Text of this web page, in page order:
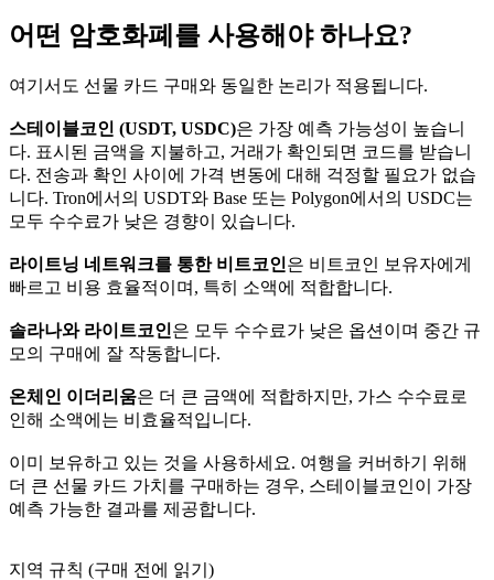
어떤 암호화폐를 사용해야 하나요?
여기서도 선물 카드 구매와 동일한 논리가 적용됩니다.
스테이블코인 (USDT, USDC)은 가장 예측 가능성이 높습니
다. 표시된 금액을 지불하고, 거래가 확인되면 코드를 받습니
다. 전송과 확인 사이에 가격 변동에 대해 걱정할 필요가 없습
니다. Tron에서의 USDT와 Base 또는 Polygon에서의 USDC는
모두 수수료가 낮은 경향이 있습니다.
라이트닝 네트워크를 통한 비트코인은 비트코인 보유자에게
빠르고 비용 효율적이며, 특히 소액에 적합합니다.
솔라나와 라이트코인은 모두 수수료가 낮은 옵션이며 중간 규
모의 구매에 잘 작동합니다.
온체인 이더리움은 더 큰 금액에 적합하지만, 가스 수수료로
인해 소액에는 비효율적입니다.
이미 보유하고 있는 것을 사용하세요. 여행을 커버하기 위해
더 큰 선물 카드 가치를 구매하는 경우, 스테이블코인이 가장
예측 가능한 결과를 제공합니다.
지역 규칙 (구매 전에 읽기)